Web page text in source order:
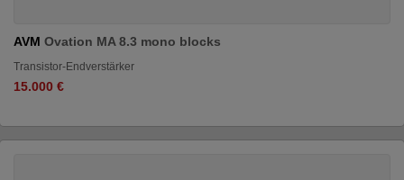
AVM Ovation MA 8.3 mono blocks
Transistor-Endverstärker
15.000 €